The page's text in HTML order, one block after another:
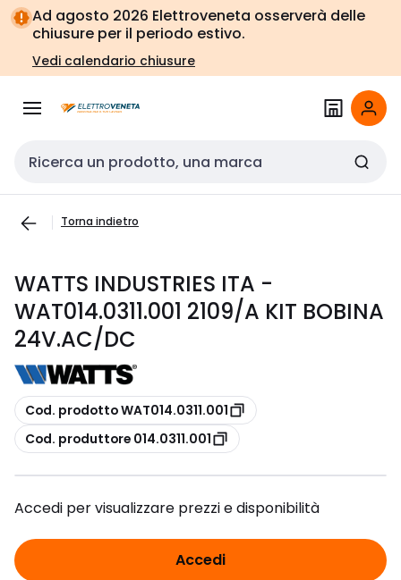
Vai alla
navigazione
Vai
alla
pagina
Ad agosto 2026 Elettroveneta osserverà delle
chiusure per il periodo estivo.
Vedi calendario chiusure
Cerca input
Torna indietro
WATTS INDUSTRIES ITA -
WAT014.0311.001 2109/A KIT BOBINA
24V.AC/DC
copia
Cod. prodotto WAT014.0311.001
copia
Cod. produttore 014.0311.001
Accedi per visualizzare prezzi e disponibilità
Accedi